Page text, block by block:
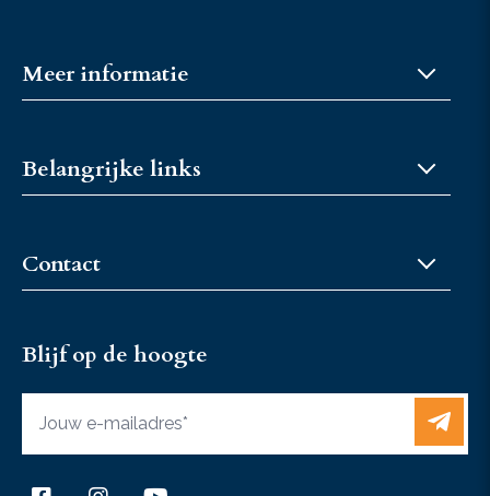
Meer informatie
Fokkerijcoaches
Belangrijke links
Fokkerijcoaches
Vacatures
Contact
+31 6 37467433
Blijf op de hoogte